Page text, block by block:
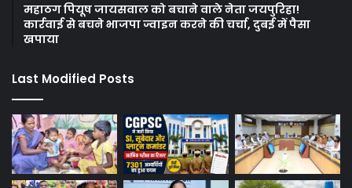
महाठग पियूष जायसवाल को बचाने वाले नेता जयपुरिहा!
कार्रवाई से बचने भाजपा ज्वाइन करने की चर्चा, दुबई में पैसा
खपाया
Last Modified Posts